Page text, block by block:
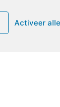
Activeer